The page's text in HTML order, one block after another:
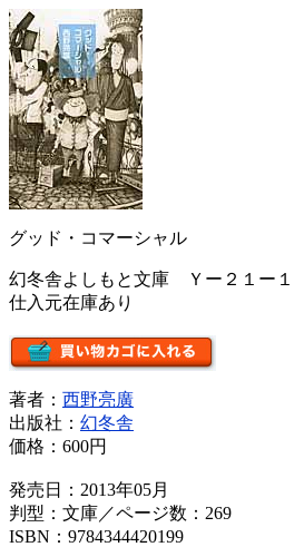
グッド・コマーシャル
幻冬舎よしもと文庫 Ｙー２１ー１
仕入元在庫あり
著者： 西野亮廣
出版社： 幻冬舎
価格： 600円
発売日：2013年05月
判型：文庫／ページ数：269
ISBN：9784344420199